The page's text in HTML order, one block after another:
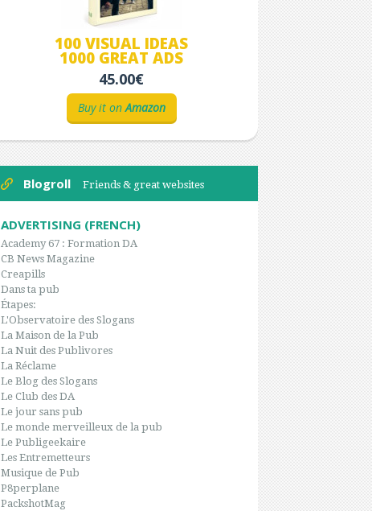
100 VISUAL IDEAS
1000 GREAT ADS
45.00€
Buy it onAmazon
Blogroll Friends & great websites
ADVERTISING (FRENCH)
Academy 67 : Formation DA
CB News Magazine
Creapills
Dans ta pub
Étapes:
L'Observatoire des Slogans
La Maison de la Pub
La Nuit des Publivores
La Réclame
Le Blog des Slogans
Le Club des DA
Le jour sans pub
Le monde merveilleux de la pub
Le Publigeekaire
Les Entremetteurs
Musique de Pub
P8perplane
PackshotMag